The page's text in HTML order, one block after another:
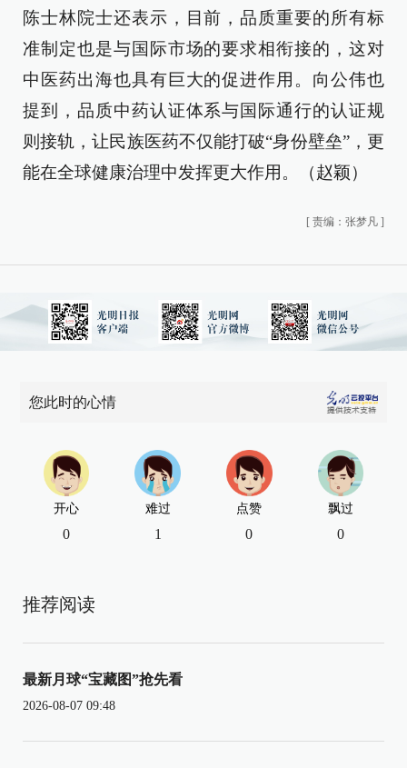
陈士林院士还表示，目前，品质重要的所有标
准制定也是与国际市场的要求相衔接的，这对
中医药出海也具有巨大的促进作用。向公伟也
提到，品质中药认证体系与国际通行的认证规
则接轨，让民族医药不仅能打破“身份壁垒”，更
能在全球健康治理中发挥更大作用。（赵颖）
[ 责编：张梦凡 ]
您此时的心情
开心
0
难过
1
点赞
0
飘过
0
推荐阅读
最新月球“宝藏图”抢先看
2026-08-07 09:48